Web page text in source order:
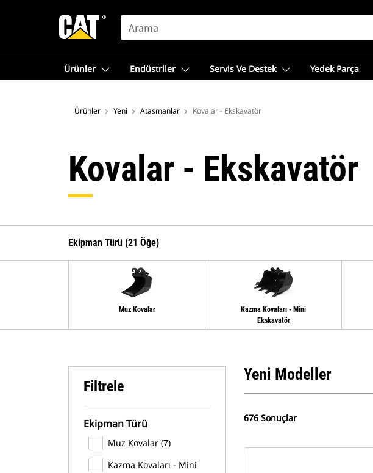
SEARCH
Ürünler Endüstriler Servis Ve Destek Yedek Parça
Ürünler Yeni Ataşmanlar Kovalar - Ekskavatör
Kovalar - Ekskavatör
Ekipman Türü (21 Öğe)
Muz Kovalar
Kazma Kovaları - Mini
Ekskavatör
Filtrele
Ekipman Türü
Muz Kovalar (7)
Kazma Kovaları - Mini
Yeni Modeller
676 Sonuçlar